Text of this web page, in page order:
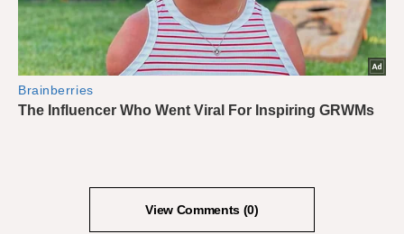
View Comments (0)